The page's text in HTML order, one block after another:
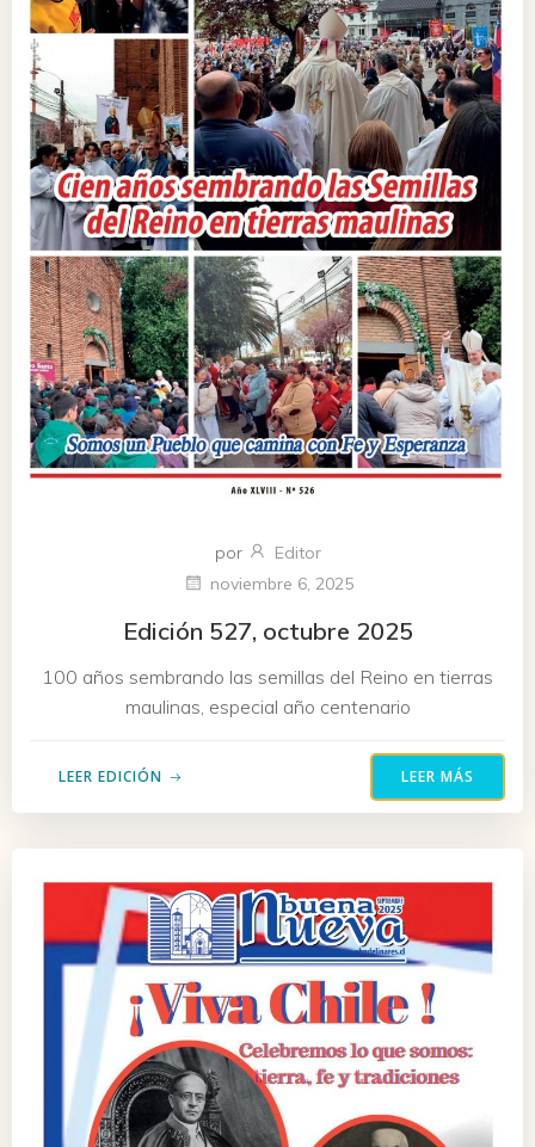
por
Editor
noviembre 6, 2025
Edición 527, octubre 2025
100 años sembrando las semillas del Reino en tierras
maulinas, especial año centenario
LEER EDICIÓN LEER MÁS